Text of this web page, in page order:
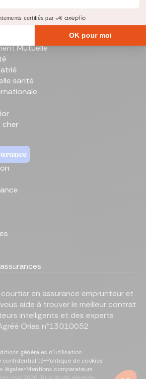
santé
Mutuelle
santé
cher
en assurance emprunteur et
aide à trouver le meilleur contrat
intelligents et des experts
Orias n°13010052
générales d'utilisation
confidentialité•Politique de cookies
légales•Mentions comparateurs